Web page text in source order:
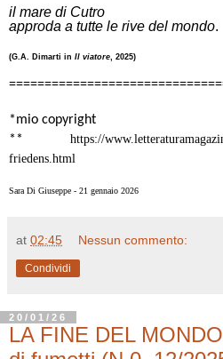
il mare di Cutro
approda a tutte le rive del mondo.
(G.A. Dimarti in Il viatore , 2025)
*mio copyright
**
https://
friedens.html
Sara Di Giuseppe - 21 gennaio 2026
at 02:45 Nessun commento:
Condividi
20/01/26
LA FINE DEL